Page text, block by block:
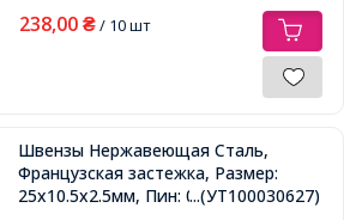
238,00 ₴/ 10 шт
Швензы Нержавеющая Сталь,
Французская застежка, Размер:
25х10.5х2.5мм, Пин: 0.7мм,...(УТ100030627)